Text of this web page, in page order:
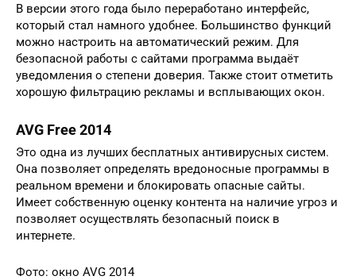
В версии этого года было переработано интерфейс,
который стал намного удобнее. Большинство функций
можно настроить на автоматический режим. Для
безопасной работы с сайтами программа выдаёт
уведомления о степени доверия. Также стоит отметить
хорошую фильтрацию рекламы и всплывающих окон.
AVG Free 2014
Это одна из лучших бесплатных антивирусных систем.
Она позволяет определять вредоносные программы в
реальном времени и блокировать опасные сайты.
Имеет собственную оценку контента на наличие угроз и
позволяет осуществлять безопасный поиск в
интернете.
Фото: окно AVG 2014